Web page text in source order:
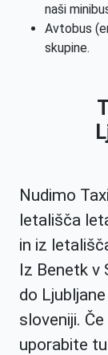
naši
Avtobus
skupine.
Nudimo
letališča
in iz
Iz Benetk v
do
sloveniji.
uporabite